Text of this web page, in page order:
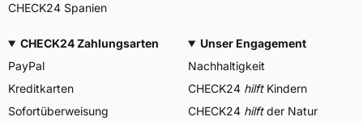
CHECK24 Spanien
CHECK24 Zahlungsarten
PayPal
Kreditkarten
Sofortüberweisung
Unser Engagement
Nachhaltigkeit
CHECK24 hilftKindern
CHECK24 hilftder Natur